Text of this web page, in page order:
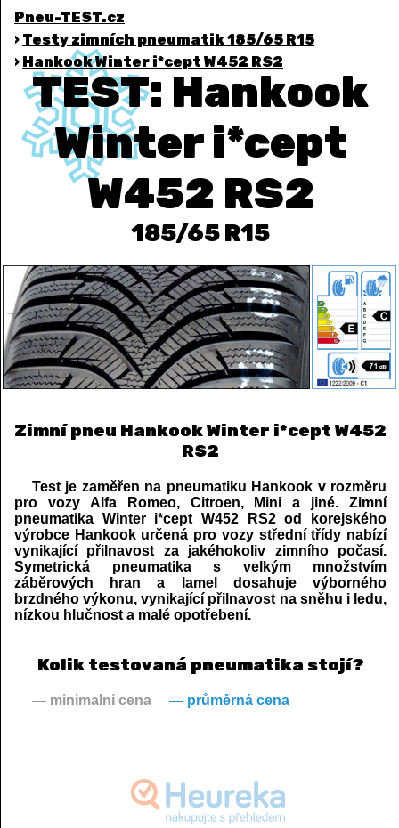
Pneu-TEST.cz
› Testy zimních pneumatik 185/65 R15
› Hankook Winter i*cept W452 RS2
TEST: Hankook
Winter i*cept
W452 RS2
185/65 R15
Zimní pneu Hankook Winter i*cept W452
RS2
Test je zaměřen na pneumatiku Hankook v rozměru
pro vozy Alfa Romeo, Citroen, Mini a jiné. Zimní
pneumatika Winter i*cept W452 RS2 od korejského
výrobce Hankook určená pro vozy střední třídy nabízí
vynikající přilnavost za jakéhokoliv zimního počasí.
Symetrická pneumatika s velkým množstvím
záběrových hran a lamel dosahuje výborného
brzdného výkonu, vynikající přilnavost na sněhu i ledu,
nízkou hlučnost a malé opotřebení.
Kolik testovaná pneumatika stojí?
— minimalní cena — průměrná cena